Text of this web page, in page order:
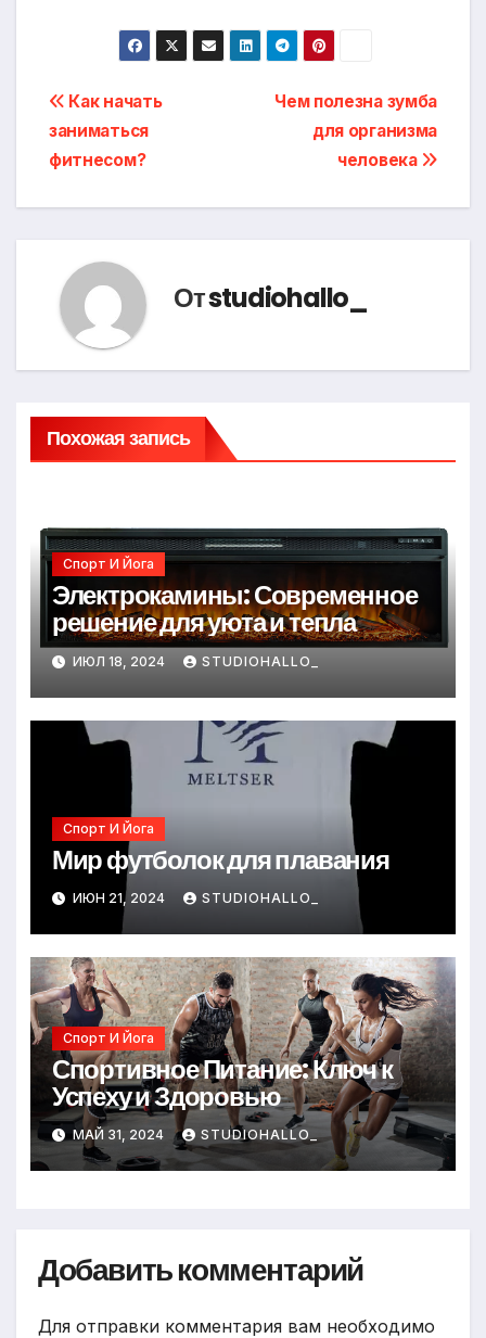
Навигация
по
записям
Чем полезна зумба
для организма
человека
Как начать
заниматься
фитнесом?
Отstudiohallo_
Похожая запись
Спорт И Йога
Электрокамины: Современное
решение для уюта и тепла
ИЮЛ 18, 2024 STUDIOHALLO_
Спорт И Йога
Мир футболок для плавания
ИЮН 21, 2024 STUDIOHALLO_
Спорт И Йога
Спортивное Питание: Ключ к
Успеху и Здоровью
МАЙ 31, 2024 STUDIOHALLO_
Добавить комментарий
Для отправки комментария вам необходимо